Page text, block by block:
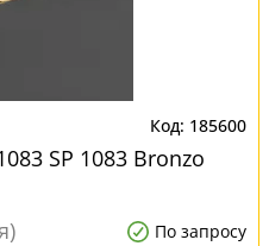
185600
SP 1083 Bronzo
По запросу